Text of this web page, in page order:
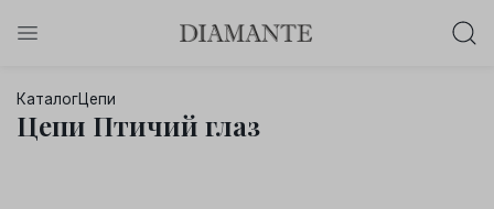
0 : 0 :
КаталогЦепи
Цепи Птичий глаз